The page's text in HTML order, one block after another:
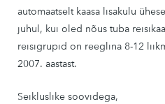
automaatselt kaasa lisakulu
juhul, kui oled nõus tuba
reisigrupid on reeglina 8-12
2007. aastast.
Seikluslike soovidega,